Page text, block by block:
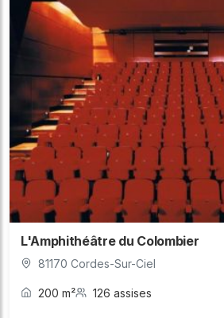
L'Amphithéâtre du Colombier
81170 Cordes-Sur-Ciel
200 m² 126 assises